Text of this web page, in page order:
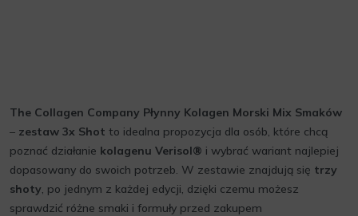
The Collagen Company Płynny Kolagen Morski Mix Smaków
– zestaw 3x Shot to idealna propozycja dla osób, które chcą
poznać działanie kolagenu Verisol® i wybrać wariant najlepiej
dopasowany do swoich potrzeb. W zestawie znajdują się trzy
shoty, po jednym z każdej edycji, dzięki czemu możesz
sprawdzić różne smaki i formuły przed zakupem